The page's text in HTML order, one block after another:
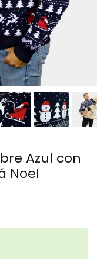
Azul con
Noel